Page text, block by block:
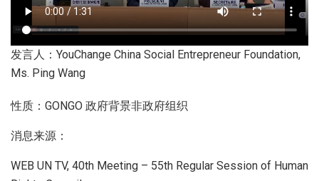
发言人：YouChange China Social Entrepreneur Foundation,
Ms. Ping Wang
性质：GONGO 政府背景非政府组织
消息来源：
WEB UN TV, 40th Meeting – 55th Regular Session of Human